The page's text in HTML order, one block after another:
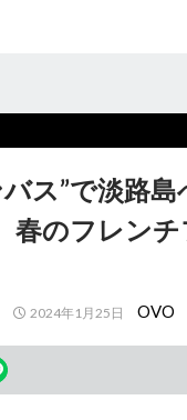
バス”で淡路
春のフレン
2024年1月25日 OVO